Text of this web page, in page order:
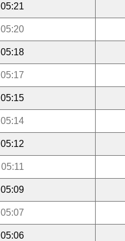
05:21
05:20
05:18
05:17
05:15
05:14
05:12
05:11
05:09
05:07
05:06